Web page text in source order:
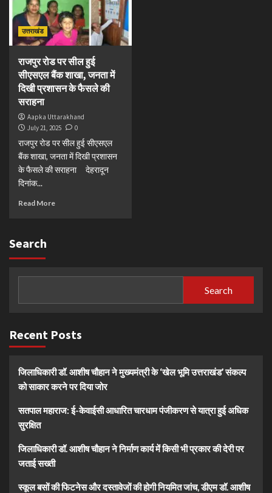
उत्तराखंड
राजपुर रोड पर सील हुई
सीएसएल बैंक शाखा, जनता में
दिखी प्रशासन के फैसले की
सराहना
Aapka Uttarakhand
July 21, 2025
0
राजपुर रोड पर सील हुई सीएसएल
बैंक शाखा, जनता में दिखी प्रशासन
के फैसले की सराहना देहरादून
दिनांक...
Read More
Search
Search
Recent Posts
जिलाधिकारी डॉ. आशीष चौहान ने मुख्यमंत्री के ‘खेल भूमि उत्तराखंड’ संकल्प
को साकार करने पर दिया जोर
सतपाल महाराज: ई-केवाईसी आधारित चारधाम पंजीकरण से यात्रा हुई अधिक
सुरक्षित
जिलाधिकारी डॉ. आशीष चौहान ने निर्माण कार्य में किसी भी प्रकार की देरी पर
जताई सख्ती
स्कूल बसों की फिटनेस और दस्तावेजों की होगी नियमित जांच, डीएम डॉ. आशीष